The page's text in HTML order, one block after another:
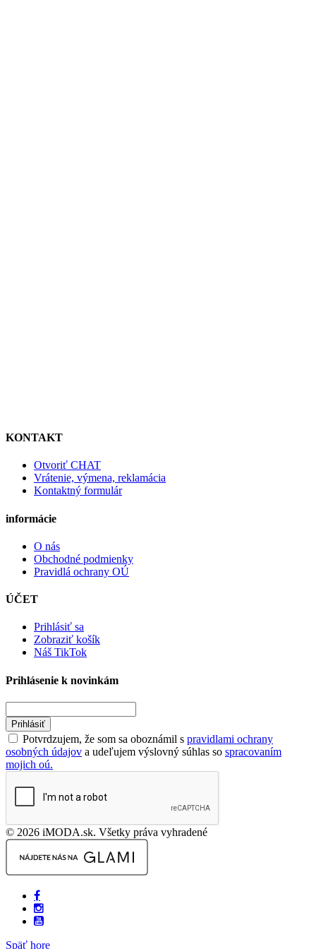
KONTAKT
Otvoriť CHAT
Vrátenie, výmena, reklamácia
Kontaktný formulár
informácie
O nás
Obchodné podmienky
Pravidlá ochrany OÚ
ÚČET
Prihlásiť sa
Zobraziť košík
Náš TikTok
Prihlásenie k novinkám
Prihlásiť
Potvrdzujem, že som sa oboznámil s pravidlami ochrany
osobných údajov a udeľujem výslovný súhlas so spracovaním
mojich oú.
© 2026 iMODA.sk. Všetky práva vyhradené
Späť hore